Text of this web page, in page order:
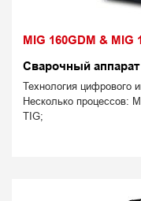
MIG 160GDM & MIG
Сварочный
Технология цифрового
Несколько процессов:
TIG;